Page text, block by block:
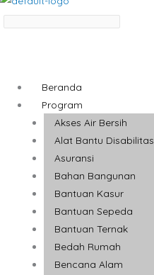
Beranda
Program
Akses Air Bersih
Alat Bantu Disabilitas
Asuransi
Bahan Bangunan
Bantuan Kasur
Bantuan Sepeda
Bantuan Ternak
Bedah Rumah
Bencana Alam